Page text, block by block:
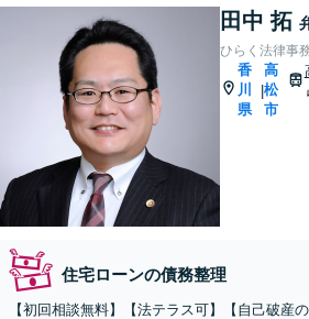
田中 拓
ひらく法律事
香
川
県
|
高
松
市
住宅ローンの債務整理
【初回相談無料】【法テラス可】【自己破産